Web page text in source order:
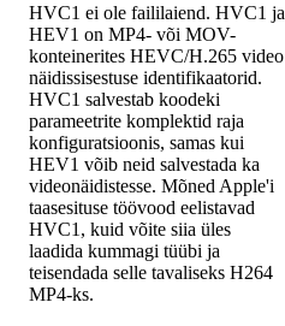
HVC1 ei ole faililaiend. HVC1 ja
HEV1 on MP4- või MOV-
konteinerites HEVC/H.265 video
näidissisestuse identifikaatorid.
HVC1 salvestab koodeki
parameetrite komplektid raja
konfiguratsioonis, samas kui
HEV1 võib neid salvestada ka
videonäidistesse. Mõned Apple'i
taasesituse töövood eelistavad
HVC1, kuid võite siia üles
laadida kummagi tüübi ja
teisendada selle tavaliseks H264
MP4-ks.